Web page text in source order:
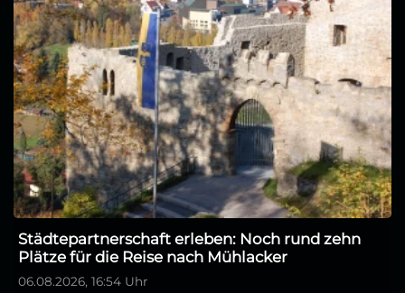
Städtepartnerschaft erleben: Noch rund zehn
Plätze für die Reise nach Mühlacker
06.08.2026, 16:54 Uhr